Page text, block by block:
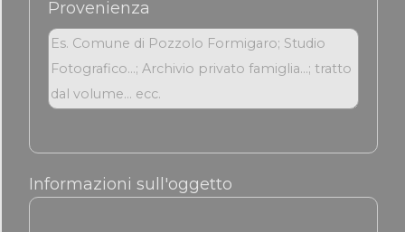
Provenienza
Informazioni sull'oggetto